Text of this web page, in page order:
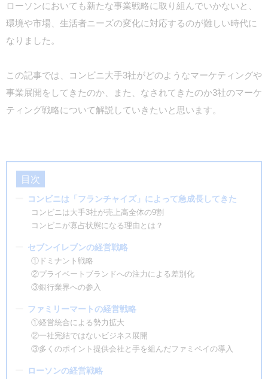
ローソンにおいても新たな事業戦略に取り組んでいかないと、
環境や市場、生活者ニーズの変化に対応するのが難しい時代に
なりました。
この記事では、コンビニ大手3社がどのようなマーケティングや
事業展開をしてきたのか、また、なされてきたのか3社のマーケ
ティング戦略について解説していきたいと思います。
目次
コンビニは「フランチャイズ」によって急成長してきた
コンビニは大手3社が売上高全体の9割
コンビニが寡占状態になる理由とは？
セブンイレブンの経営戦略
①ドミナント戦略
②プライベートブランドへの注力による差別化
③銀行業界への参入
ファミリーマートの経営戦略
①経営統合による勢力拡大
②一社完結ではないビジネス展開
③多くのポイント提供会社と手を組んだファミペイの導入
ローソンの経営戦略